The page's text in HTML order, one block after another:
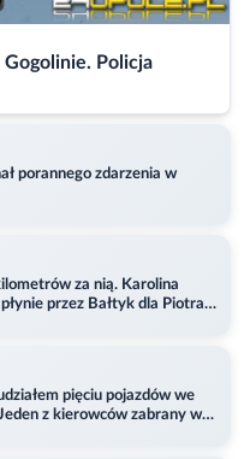
Policja
porannego zdarzenia w
za nią. Karolina
przez Bałtyk dla Piotra.
pięciu pojazdów we
z kierowców zabrany w